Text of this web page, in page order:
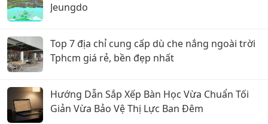
Jeungdo
Top 7 địa chỉ cung cấp dù che nắng ngoài trời
Tphcm giá rẻ, bền đẹp nhất
Hướng Dẫn Sắp Xếp Bàn Học Vừa Chuẩn Tối
Giản Vừa Bảo Vệ Thị Lực Ban Đêm